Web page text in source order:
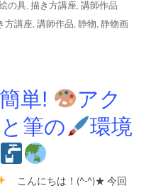
の具, 描き方講座, 講師作品
方講座, 講師作品, 静物, 静物画
単!
アク
筆の
環境
こんにちは！(^-^)★ 今回